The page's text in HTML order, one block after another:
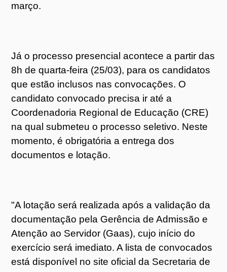
março.
Já o processo presencial acontece a partir das
8h de quarta-feira (25/03), para os candidatos
que estão inclusos nas convocações. O
candidato convocado precisa ir até a
Coordenadoria Regional de Educação (CRE)
na qual submeteu o processo seletivo. Neste
momento, é obrigatória a entrega dos
documentos e lotação.
"A lotação será realizada após a validação da
documentação pela Gerência de Admissão e
Atenção ao Servidor (Gaas), cujo início do
exercício será imediato. A lista de convocados
está disponível no site oficial da Secretaria de